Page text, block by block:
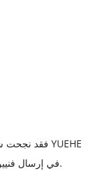
في إرسال فنيين إلى منطقة محددة وإنهاء أعمال التركيب والتشغيل.